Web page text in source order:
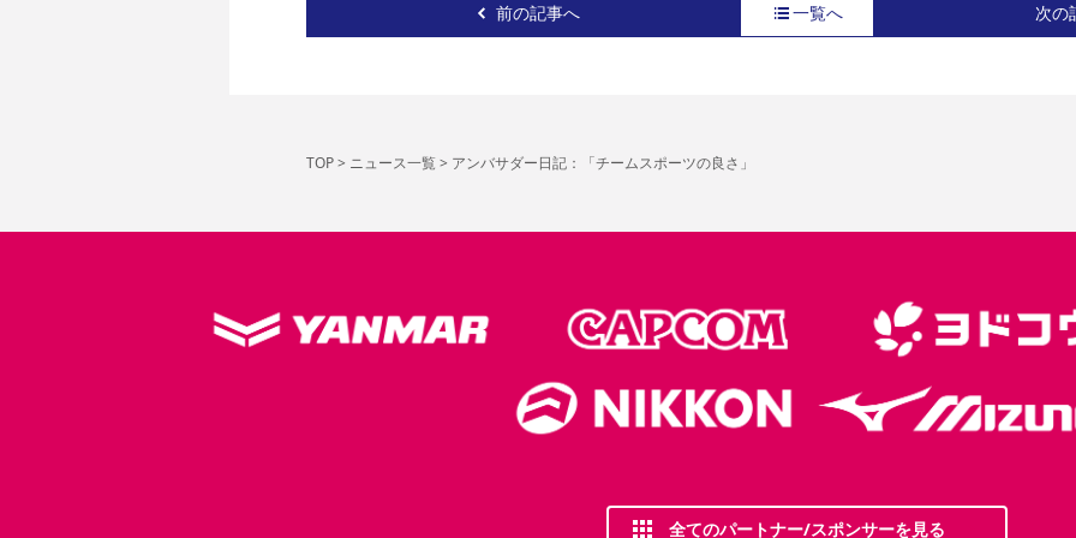
前の記事へ 一覧へ 次の
TOP> ニュース一覧> アンバサダー日記：「チームスポーツの良さ」
全てのパートナー/スポンサーを見る